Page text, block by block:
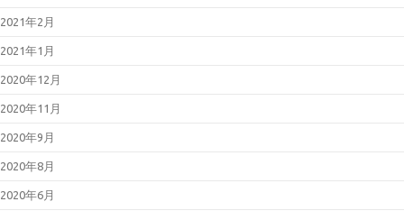
2021年2月
2021年1月
2020年12月
2020年11月
2020年9月
2020年8月
2020年6月